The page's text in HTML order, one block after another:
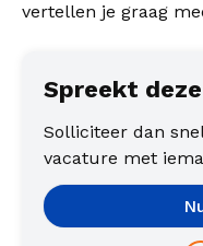
vertellen je graag
Spreekt
Solliciteer dan
vacature met